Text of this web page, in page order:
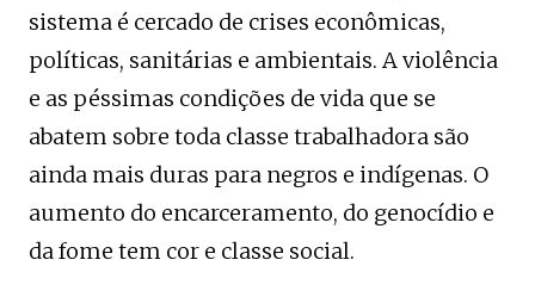
sistema é cercado de crises econômicas,
políticas, sanitárias e ambientais. A violência
e as péssimas condições de vida que se
abatem sobre toda classe trabalhadora são
ainda mais duras para negros e indígenas. O
aumento do encarceramento, do genocídio e
da fome tem cor e classe social.